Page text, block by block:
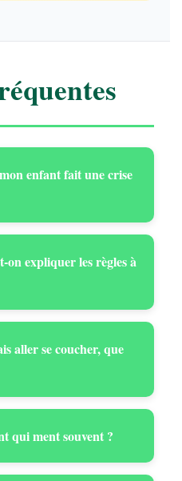
enfant fait une crise
expliquer les règles à
aller se coucher, que
qui ment souvent ?